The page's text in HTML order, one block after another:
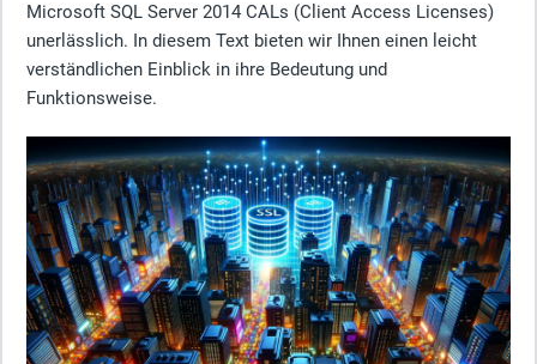
Microsoft SQL Server 2014 CALs (Client Access Licenses)
unerlässlich. In diesem Text bieten wir Ihnen einen leicht
verständlichen Einblick in ihre Bedeutung und
Funktionsweise.